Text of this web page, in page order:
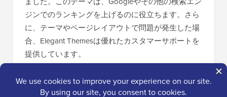
ジンでのランキングを上げるのに役立ちます。さら
に、テーマやページレイアウトで問題が発生した場
合、Elegant Themesは優れたカスタマーサポートを
提供しています。
✅Diviの良い点: